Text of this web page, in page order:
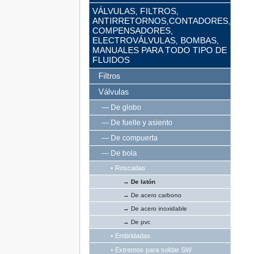
VÁLVULAS, FILTROS,
ANTIRRETORNOS,CONTADORES,
COMPENSADORES,
ELECTROVÁLVULAS, BOMBAS,
MANUALES PARA TODO TIPO DE
FLUIDOS
Filtros
Válvulas
— De globo
— De fuelle y asiento
— De compuerta
— De bola
• Roscadas
→ De latón
→ De acero carbono
→ De acero inoxidable
→ De pvc
• Embridadas
• Extremos para soldar SW